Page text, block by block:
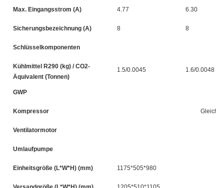
Max. Eingangsstrom (A) 4.77 6.30
Sicherungsbezeichnung (A) 8 8
Schlüsselkomponenten
Kühlmittel R290 (kg) / CO2-
Äquivalent (Tonnen)
1.5/0.0045 1.6/0.0048
GWP
Kompressor
Ventilatormotor
Umlaufpumpe
Einheitsgröße (L*W*H) (mm) 1175*505*980